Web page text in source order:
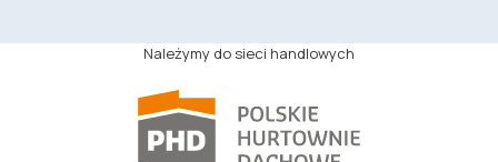
Należymy do sieci handlowych